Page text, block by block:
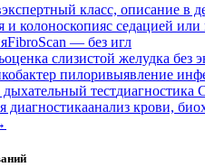
экспертный класс, описание в
и колоноскопияс седацией или
FibroScan — без игл
оценка слизистой желудка без
пилоривыявление
тестдиагностика
диагностикаанализ крови,